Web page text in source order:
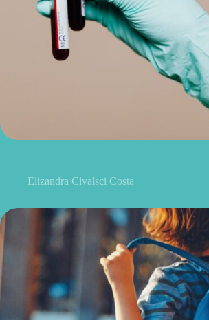
Elizandra Civalsci Costa